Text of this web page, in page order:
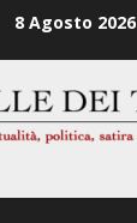
8 Agosto 2026